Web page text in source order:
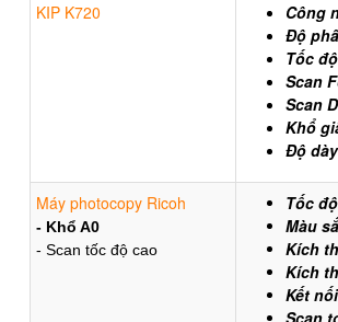
KIP K720 Công
Độ
Tốc
Scan
Scan
Khổ
Độ
Máy photocopy Ricoh
- Khổ A0
- Scan tốc độ cao
Tốc
Màu
Kích
Kích
Kết nối